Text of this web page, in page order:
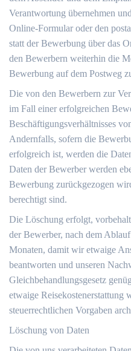
Verantwortung übernehmen
Online-Formular oder den
statt der Bewerbung über das
den Bewerbern weiterhin die
Bewerbung auf dem Postweg
Die von den Bewerbern zur
im Fall einer erfolgreichen
Beschäftigungsverhältnisses
Andernfalls, sofern die
erfolgreich ist, werden die
Daten der Bewerber werden
Bewerbung zurückgezogen
berechtigt sind.
Die Löschung erfolgt,
der Bewerber, nach dem
Monaten, damit wir etwaige
beantworten und unseren
Gleichbehandlungsgesetz
etwaige Reisekostenerstattung
steuerrechtlichen Vorgaben
Löschung von Daten